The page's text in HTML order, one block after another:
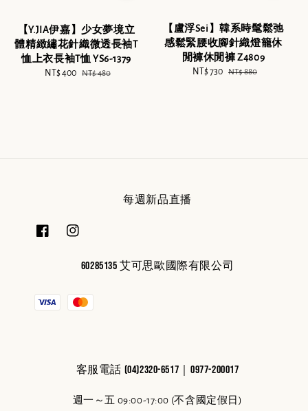
【Y.JIA伊嘉】少女夢境立
體精緻繡花針織微透長袖T
恤上衣長袖T恤 YS6-1379
Sale
NT$ 400 Regular
NT$ 480
【盧浮Sei】韓系時髦鬆弛
感鬆緊腰收腳針織燈籠休
閒褲休閒褲 Z4809
Sale
NT$ 730 Regular
NT$ 880
每週新品直播
60285135 艾可思歐國際有限公司
客服電話 (04)2320-6517｜0977-200017
週一～五 09:00-17:00 (不含國定假日)